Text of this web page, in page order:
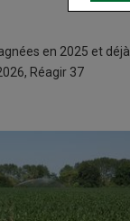
en 2025 et déjà
Réagir 37